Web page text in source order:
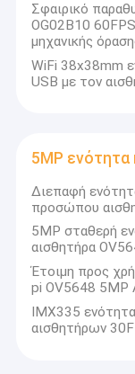
Σφαιρικό
OG02B10
μηχανικής
WiFi 38x38mm
USB με τον
5MP
Διεπαφή
προσώπου
5MP σταθερή
αισθητήρα
Έτοιμη προς
pi OV5648 5MP
IMX335
αισθητήρων